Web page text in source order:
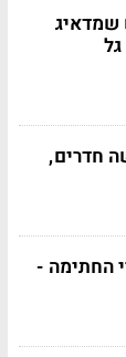
שמדאיג
לשלושה חדרים,
החתימה -